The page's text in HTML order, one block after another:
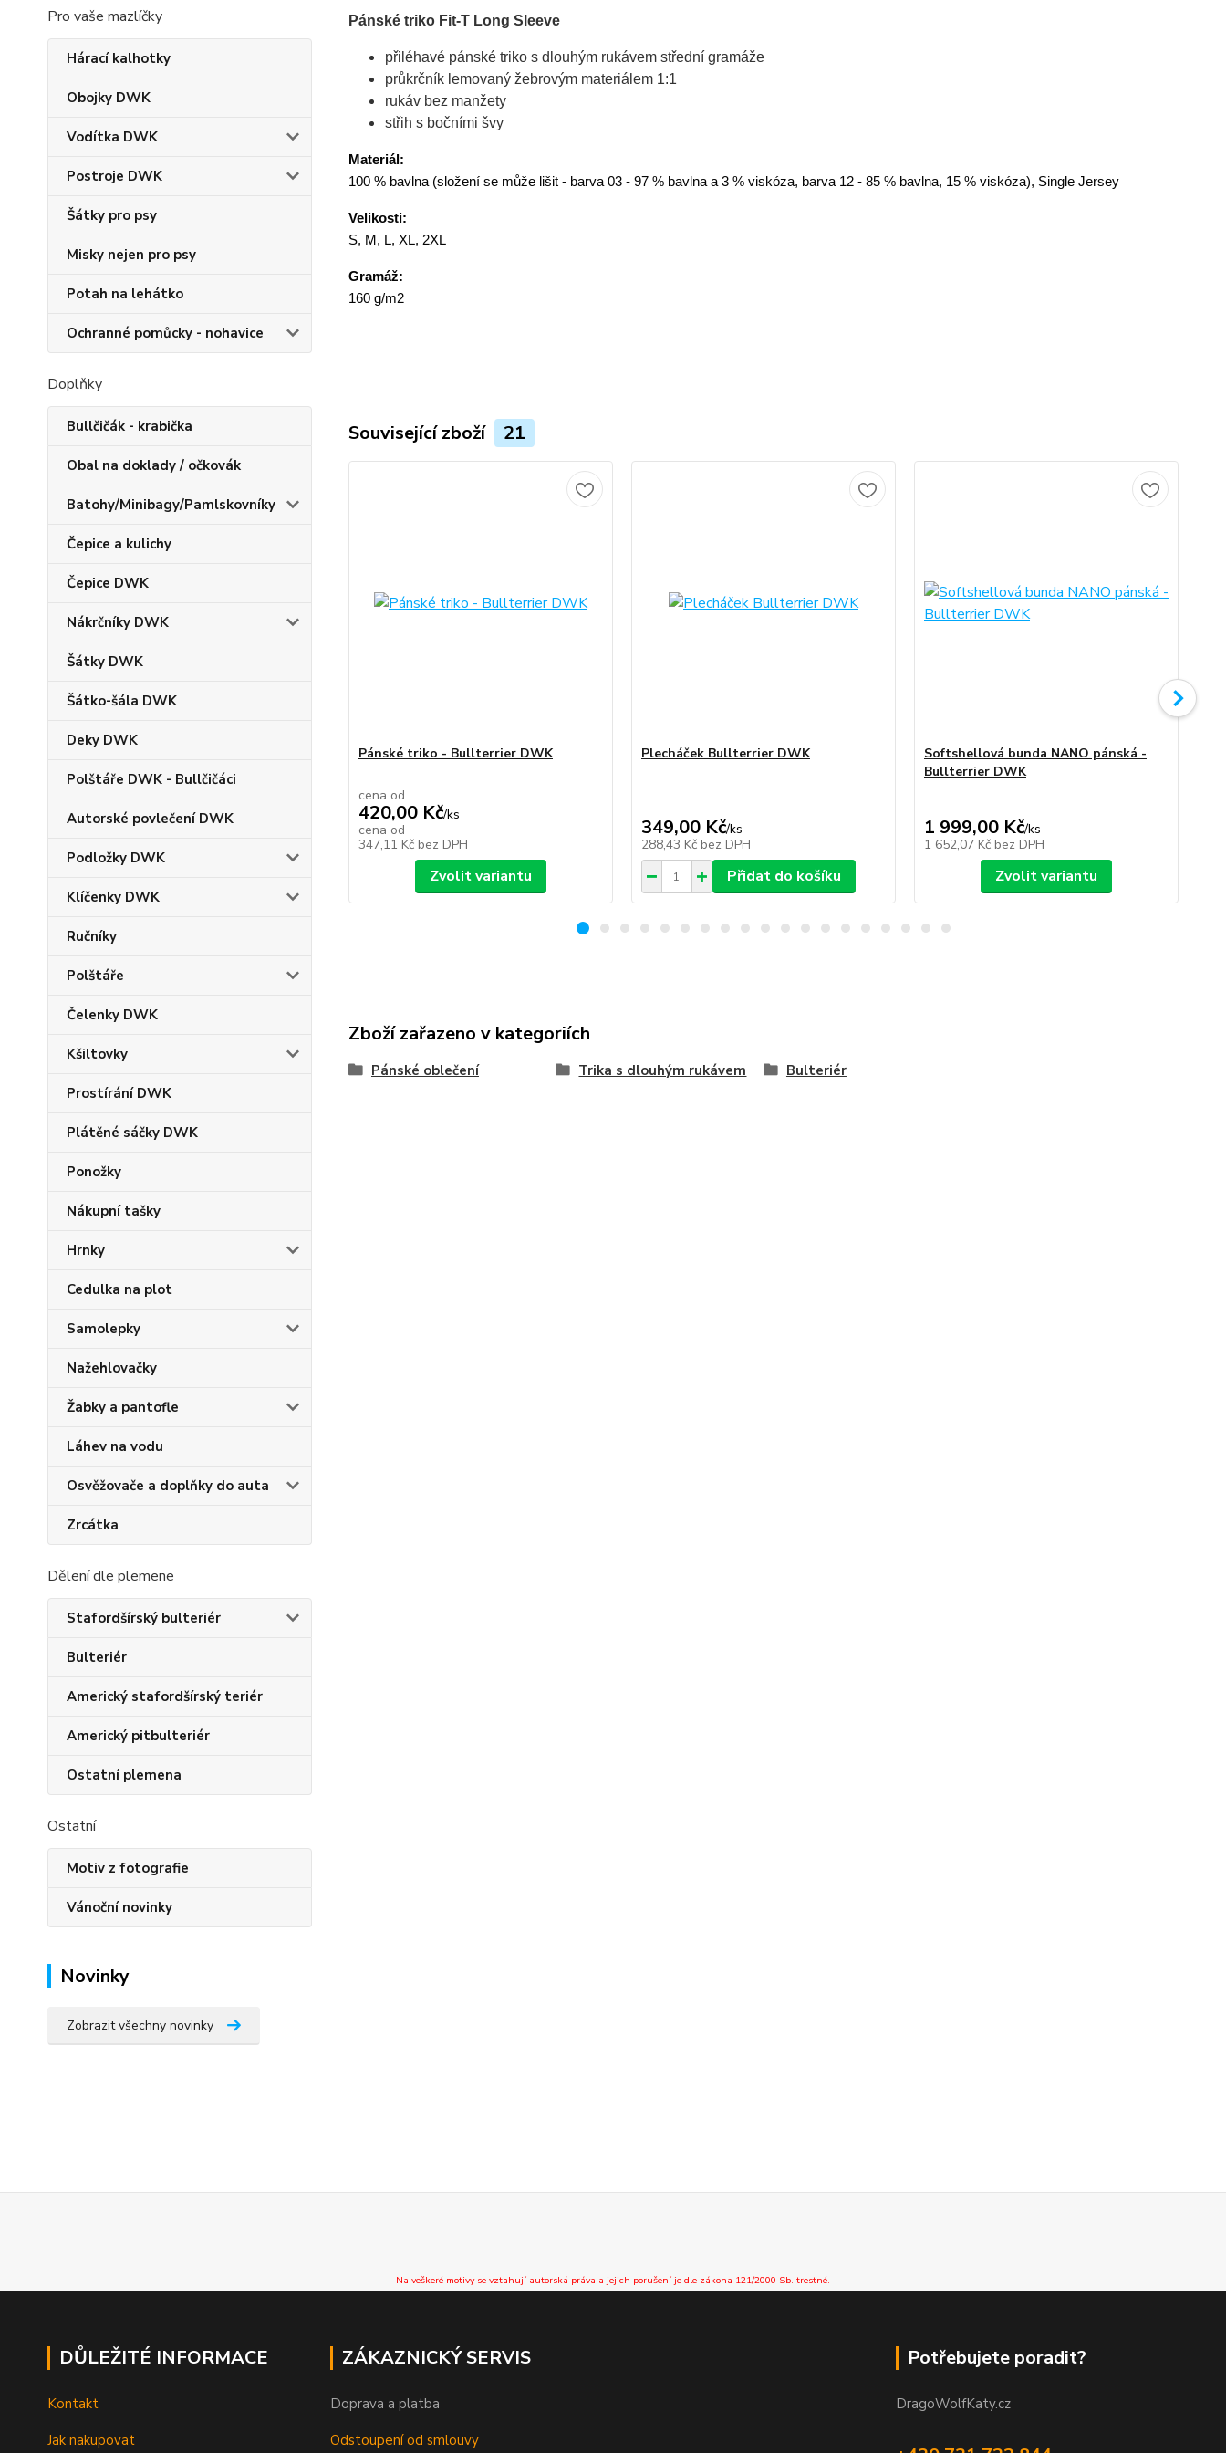
Pro vaše mazlíčky
Hárací kalhotky
Obojky DWK
Vodítka DWK
Postroje DWK
Šátky pro psy
Misky nejen pro psy
Potah na lehátko
Ochranné pomůcky - nohavice
Doplňky
Bullčičák - krabička
Obal na doklady / očkovák
Batohy/Minibagy/Pamlskovníky
Čepice a kulichy
Čepice DWK
Nákrčníky DWK
Šátky DWK
Šátko-šála DWK
Deky DWK
Polštáře DWK - Bullčičáci
Autorské povlečení DWK
Podložky DWK
Klíčenky DWK
Ručníky
Polštáře
Čelenky DWK
Kšiltovky
Prostírání DWK
Plátěné sáčky DWK
Ponožky
Nákupní tašky
Hrnky
Cedulka na plot
Samolepky
Nažehlovačky
Žabky a pantofle
Láhev na vodu
Osvěžovače a doplňky do auta
Zrcátka
Dělení dle plemene
Stafordšírský bulteriér
Bulteriér
Americký stafordšírský teriér
Americký pitbulteriér
Ostatní plemena
Ostatní
Motiv z fotografie
Vánoční novinky
Novinky
Zobrazit všechny novinky
Pánské triko Fit-T Long Sleeve
přiléhavé pánské triko s dlouhým rukávem střední gramáže
průkrčník lemovaný žebrovým materiálem 1:1
rukáv bez manžety
střih s bočními švy
Materiál:
100 % bavlna (složení se může lišit - barva 03 - 97 % bavlna a 3 % viskóza, barva 12 - 85 % bavlna, 15 % viskóza), Single Jersey
Velikosti:
S, M, L, XL, 2XL
Gramáž:
160 g/m2
Související zboží 21
Pánské triko - Bullterrier DWK
cena od
420,00 Kč/ks
cena od
347,11 Kč bez DPH
Zvolit variantu
Plecháček Bullterrier DWK
349,00 Kč/ks
288,43 Kč bez DPH
Přidat do košíku
Softshellová bunda NANO pánská -
Bullterrier DWK
1 999,00 Kč/ks
1 652,07 Kč bez DPH
Zvolit variantu
Zboží zařazeno v kategoriích
Pánské oblečení Trika s dlouhým rukávem Bulteriér
Na veškeré motivy se vztahují autorská práva a jejich porušení je dle zákona 121/2000 Sb. trestné.
DŮLEŽITÉ INFORMACE
Kontakt
Jak nakupovat
ZÁKAZNICKÝ SERVIS
Doprava a platba
Odstoupení od smlouvy
Potřebujete poradit?
DragoWolfKaty.cz